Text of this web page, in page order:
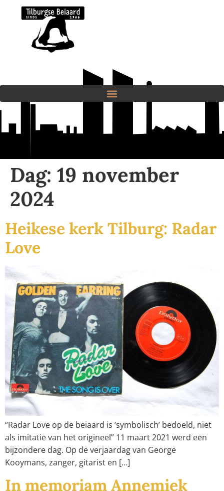
Dag: 19 november
2024
Heikese kerk Tilburg: Radar
Love
“Radar Love op de beiaard is ’symbolisch’ bedoeld, niet
als imitatie van het origineel” 11 maart 2021 werd een
bijzondere dag. Op de verjaardag van George
Kooymans, zanger, gitarist en […]
In memoriam Annemiek